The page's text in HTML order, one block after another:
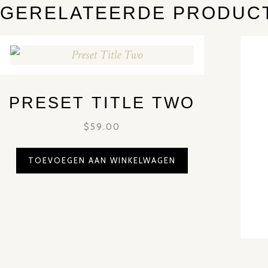
GERELATEERDE
PRESET TITLE TWO
$ 59.00
TOEVOEGEN AAN WINKELWAGEN